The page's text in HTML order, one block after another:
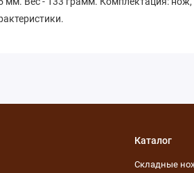
Каталог
Складные